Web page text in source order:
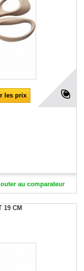
les prix
au comparateur
19 CM